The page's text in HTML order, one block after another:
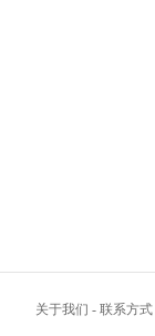
关于我们 - 联系方式